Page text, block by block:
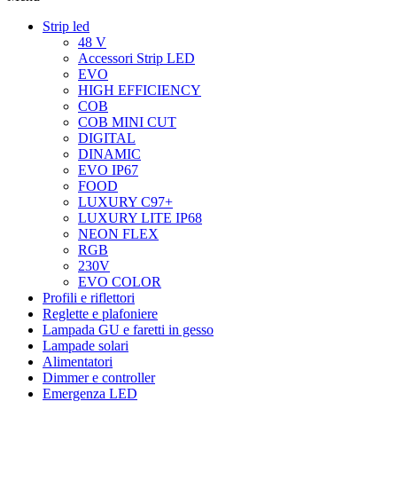
Strip led
48 V
Accessori Strip LED
EVO
HIGH EFFICIENCY
COB
COB MINI CUT
DIGITAL
DINAMIC
EVO IP67
FOOD
LUXURY C97+
LUXURY LITE IP68
NEON FLEX
RGB
230V
EVO COLOR
Profili e riflettori
Reglette e plafoniere
Lampada GU e faretti in gesso
Lampade solari
Alimentatori
Dimmer e controller
Emergenza LED